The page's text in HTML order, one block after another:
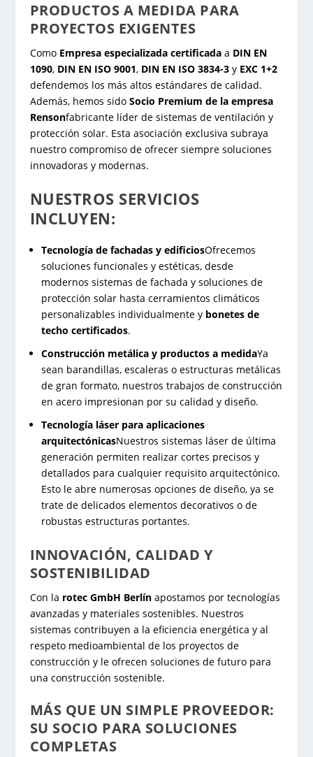
PRODUCTOS A MEDIDA PARA
PROYECTOS EXIGENTES
Como Empresa especializada certificadaa DIN EN
1090, DIN EN ISO 9001, DIN EN ISO 3834-3y EXC 1+2
defendemos los más altos estándares de calidad.
Además, hemos sido Socio Premium de la empresa
Rensonfabricante líder de sistemas de ventilación y
protección solar. Esta asociación exclusiva subraya
nuestro compromiso de ofrecer siempre soluciones
innovadoras y modernas.
NUESTROS SERVICIOS
INCLUYEN:
Tecnología de fachadas y edificiosOfrecemos
soluciones funcionales y estéticas, desde
modernos sistemas de fachada y soluciones de
protección solar hasta cerramientos climáticos
personalizables individualmente y bonetes de
techo certificados.
Construcción metálica y productos a medidaYa
sean barandillas, escaleras o estructuras metálicas
de gran formato, nuestros trabajos de construcción
en acero impresionan por su calidad y diseño.
Tecnología láser para aplicaciones
arquitectónicasNuestros sistemas láser de última
generación permiten realizar cortes precisos y
detallados para cualquier requisito arquitectónico.
Esto le abre numerosas opciones de diseño, ya se
trate de delicados elementos decorativos o de
robustas estructuras portantes.
INNOVACIÓN, CALIDAD Y
SOSTENIBILIDAD
Con la rotec GmbH Berlínapostamos por tecnologías
avanzadas y materiales sostenibles. Nuestros
sistemas contribuyen a la eficiencia energética y al
respeto medioambiental de los proyectos de
construcción y le ofrecen soluciones de futuro para
una construcción sostenible.
MÁS QUE UN SIMPLE PROVEEDOR:
SU SOCIO PARA SOLUCIONES
COMPLETAS